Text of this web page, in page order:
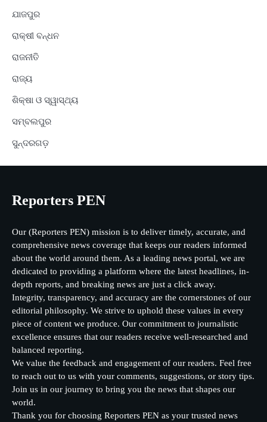
ଯାଜପୁର
ରାକ୍ଷୀ ବନ୍ଧନ
ରାଜନୀତି
ରାଜ୍ୟ
ଶିକ୍ଷା ଓ ସ୍ୱାସ୍ଥ୍ୟ
ସମ୍ବଲପୁର
ସୁନ୍ଦରଗଡ଼
Reporters PEN
Our (Reporters PEN) mission is to deliver timely, accurate, and
comprehensive news coverage that keeps our readers informed
about the world around them. As a leading news portal, we are
dedicated to providing a platform where the latest headlines, in-
depth reports, and breaking news are just a click away.
Integrity, transparency, and accuracy are the cornerstones of our
editorial philosophy. We strive to uphold these values in every
piece of content we produce. Our commitment to journalistic
excellence ensures that our readers receive well-researched and
balanced reporting.
We value the feedback and engagement of our readers. Feel free
to reach out to us with your comments, suggestions, or story tips.
Join us in our journey to bring you the news that shapes our
world.
Thank you for choosing Reporters PEN as your trusted news